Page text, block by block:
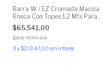
Barra W / EZ Cromada Maciza
Rosca Con Topes 1,2 Mts Para
Pesas
$65.541,00
$68.990,00
3 x$21.847,00 sin interés